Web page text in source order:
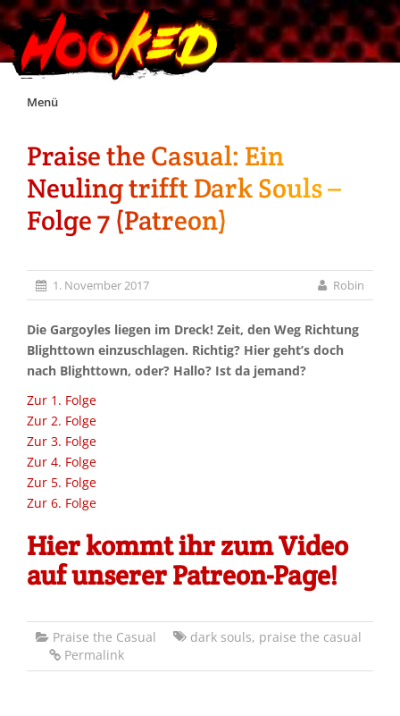
Skip
Menü
Unterstützt Hooked!
Exklusiv für Supporter*innen
Discord
Praise the Casual: Ein
Neuling trifft Dark Souls –
Folge 7 (Patreon)
1. November 2017 Robin
Die Gargoyles liegen im Dreck! Zeit, den Weg Richtung
Blighttown einzuschlagen. Richtig? Hier geht’s doch
nach Blighttown, oder? Hallo? Ist da jemand?
Zur 1. Folge
Zur 2. Folge
Zur 3. Folge
Zur 4. Folge
Zur 5. Folge
Zur 6. Folge
Hier kommt ihr zum Video
auf unserer Patreon-Page!
Praise the Casual dark souls, praise the casual
Permalink